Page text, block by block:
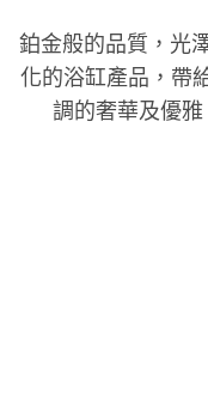
鉑金般的品質，光
化的浴缸產品，帶
調的奢華及優雅